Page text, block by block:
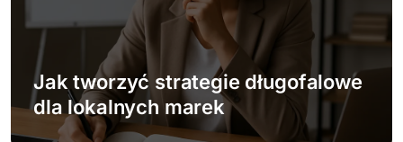
w
p
Jak tworzyć strategie długofalowe
dla lokalnych marek